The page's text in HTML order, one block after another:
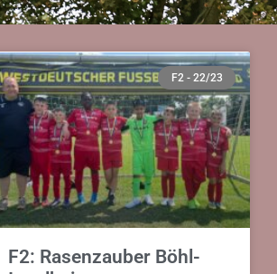
F2 - 22/23
F2: Rasenzauber Böhl-